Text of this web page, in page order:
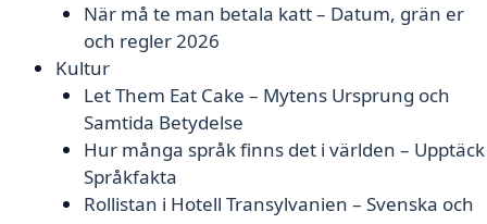
När må te man betala katt – Datum, grän er
och regler 2026
Kultur
Let Them Eat Cake – Mytens Ursprung och
Samtida Betydelse
Hur många språk finns det i världen – Upptäck
Språkfakta
Rollistan i Hotell Transylvanien – Svenska och